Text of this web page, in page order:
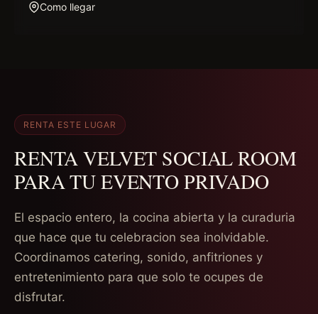
Como llegar
RENTA ESTE LUGAR
RENTA VELVET SOCIAL ROOM
PARA TU EVENTO PRIVADO
El espacio entero, la cocina abierta y la curaduria
que hace que tu celebracion sea inolvidable.
Coordinamos catering, sonido, anfitriones y
entretenimiento para que solo te ocupes de
disfrutar.